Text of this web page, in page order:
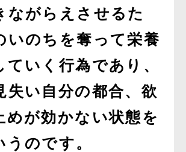
ながらえさせるた
いのちを奪って栄養
ていく行為であり、
失い自分の都合、欲
めが効かない状態を
うのです。